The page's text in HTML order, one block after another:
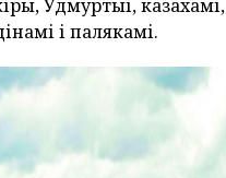
Удмуртыі, казахамі,
і палякамі.